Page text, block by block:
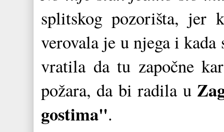
splitskog pozorišta, jer
verovala je u njega i
vratila da tu započne
požara, da bi radila u
gostima".